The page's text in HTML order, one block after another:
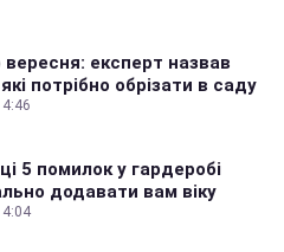
вересня: експерт назвав
потрібно обрізати в саду
5 помилок у гардеробі
додавати вам віку